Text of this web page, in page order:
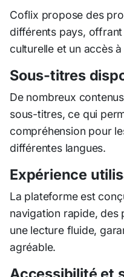
Coflix propose des
différents pays,
culturelle et un accès
Sous-titres
De nombreux
sous-titres, ce qui
compréhension pour
différentes langues.
Expérience
La plateforme est
navigation rapide, des
une lecture fluide,
agréable.